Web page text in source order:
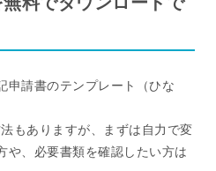
申請書のテンプレート（ひな
もありますが、まずは自力で変
や、必要書類を確認したい方は